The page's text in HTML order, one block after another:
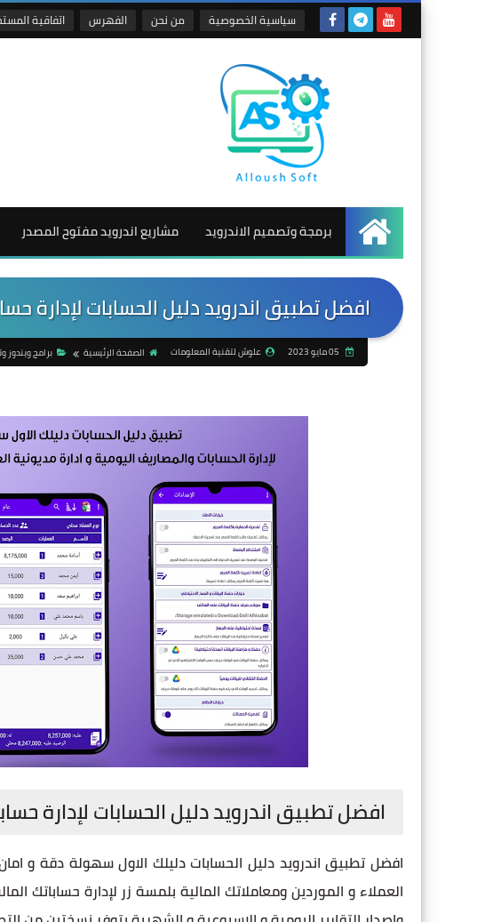
سياسية الخصوصية من نحن الفهرس اتفاقية
الرئيسية
برمجة وتصميم الاندرويد مشاريع اندرويد مفتوح المصدر
افضل تطبيق اندرويد دليل الحسابات لإدارة
علوش لتقنية المعلومات الصفحة الرئيسية برامج ويندوز
افضل تطبيق اندرويد دليل الحسابات لإدارة
افضل تطبيق اندرويد دليل الحسابات دليلك الاول سهولة دقة و
العملاء و الموردين ومعاملاتك المالية بلمسة زر لإدارة حساباتك